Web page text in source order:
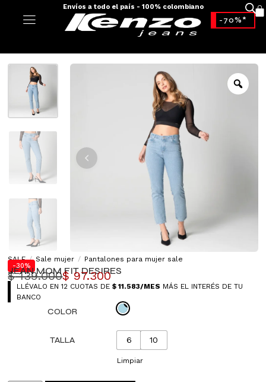
Envíos a todo el país - 100% colombiano
-70%*
SALE / Sale mujer / Pantalones para mujer sale
-30%
JEAN MOM FIT DESIRES
$139.000$97.300
LLÉVALO EN 12 CUOTAS DE$ 11.583/MES MÁS EL INTERÉS DE TU
BANCO
COLOR
TALLA 6 10
Limpiar